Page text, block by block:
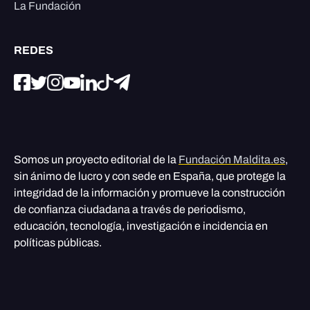
La Fundación
REDES
Somos un proyecto editorial de la Fundación Maldita.es,
sin ánimo de lucro y con sede en España, que protege la
integridad de la información y promueve la construcción
de confianza ciudadana a través de periodismo,
educación, tecnología, investigación e incidencia en
políticas públicas.